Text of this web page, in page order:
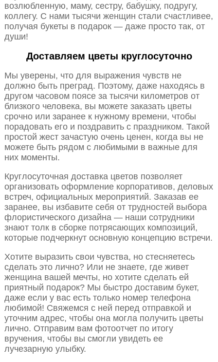
возлюбленную, маму, сестру, бабушку, подругу,
коллегу. С нами тысячи женщин стали счастливее,
получая букеты в подарок — даже просто так, от
души!
Доставляем цветы круглосуточно
Мы уверены, что для выражения чувств не
должно быть преград. Поэтому, даже находясь в
другом часовом поясе за тысячи километров от
близкого человека, вы можете заказать цветы
срочно или заранее к нужному времени, чтобы
порадовать его и поздравить с праздником. Такой
простой жест зачастую очень ценен, когда вы не
можете быть рядом с любимыми в важные для
них моменты.
Круглосуточная доставка цветов позволяет
организовать оформление корпоративов, деловых
встреч, официальных мероприятий. Заказав ее
заранее, вы избавите себя от трудностей выбора
флористического дизайна — наши сотрудники
знают толк в сборке потрясающих композиций,
которые подчеркнут основную концепцию встречи.
Хотите выразить свои чувства, но стесняетесь
сделать это лично? Или не знаете, где живет
женщина вашей мечты, но хотите сделать ей
приятный подарок? Мы быстро доставим букет,
даже если у вас есть только номер телефона
любимой! Свяжемся с ней перед отправкой и
уточним адрес, чтобы она могла получить цветы
лично. Отправим вам фотоотчет по итогу
вручения, чтобы вы смогли увидеть ее
лучезарную улыбку.